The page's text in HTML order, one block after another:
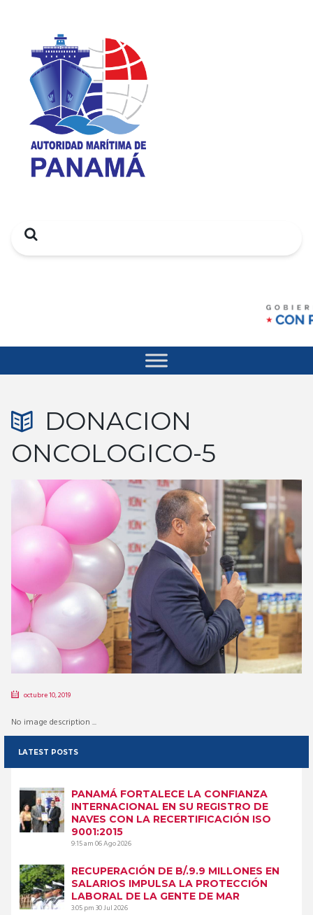
Search
DONACION
ONCOLOGICO-5
octubre 10, 2019
No image description ...
LATEST POSTS
PANAMÁ FORTALECE LA CONFIANZA
INTERNACIONAL EN SU REGISTRO DE
NAVES CON LA RECERTIFICACIÓN ISO
9001:2015
9:15 am06 Ago 2026
RECUPERACIÓN DE B/.9.9 MILLONES EN
SALARIOS IMPULSA LA PROTECCIÓN
LABORAL DE LA GENTE DE MAR
3:05 pm30 Jul 2026